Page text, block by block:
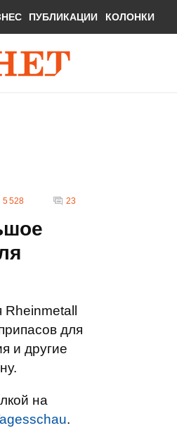
ПУБЛИКАЦИИ КОЛОНКИ
5 528 23
для
и другие
на
.